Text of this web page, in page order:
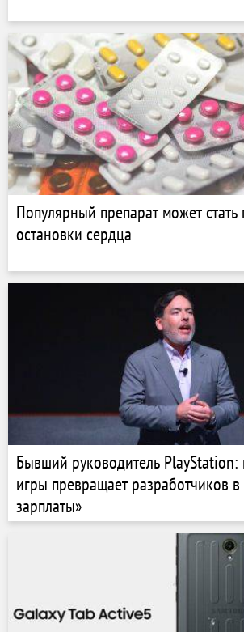
Популярный препарат может
остановки сердца
Бывший руководитель PlayStation:
игры превращает разработчиков
зарплаты»